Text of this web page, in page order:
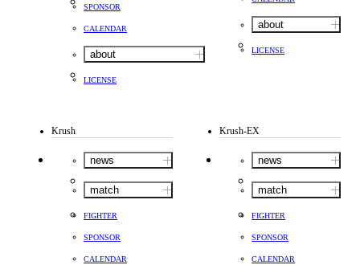
SPONSOR
CALENDAR
about
LICENSE
about
LICENSE
Krush
news
match
FIGHTER
SPONSOR
CALENDAR
Krush-EX
news
match
FIGHTER
SPONSOR
CALENDAR